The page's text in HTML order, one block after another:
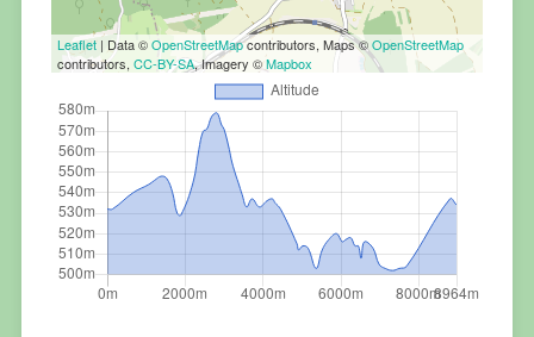
Leaflet| Data ©OpenStreetMapcontributors, Maps ©OpenStreetMap
contributors, CC-BY-SA, Imagery ©Mapbox